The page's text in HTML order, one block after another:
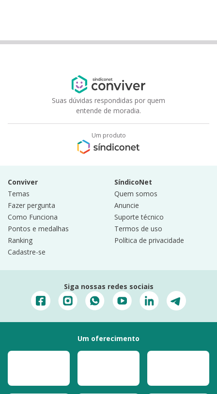
Suas dúvidas respondidas por quem
entende de moradia.
Um produto
Conviver
Temas
Fazer pergunta
Como Funciona
Pontos e medalhas
Ranking
Cadastre-se
SíndicoNet
Quem somos
Anuncie
Suporte técnico
Termos de uso
Política de privacidade
Siga nossas redes sociais
Um oferecimento